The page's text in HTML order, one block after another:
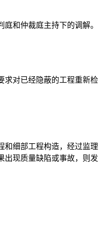
和仲裁庭主持下的调解。
求对已经隐蔽的工程重新检
和细部工程构造，经过监理
出现质量缺陷或事故，则发